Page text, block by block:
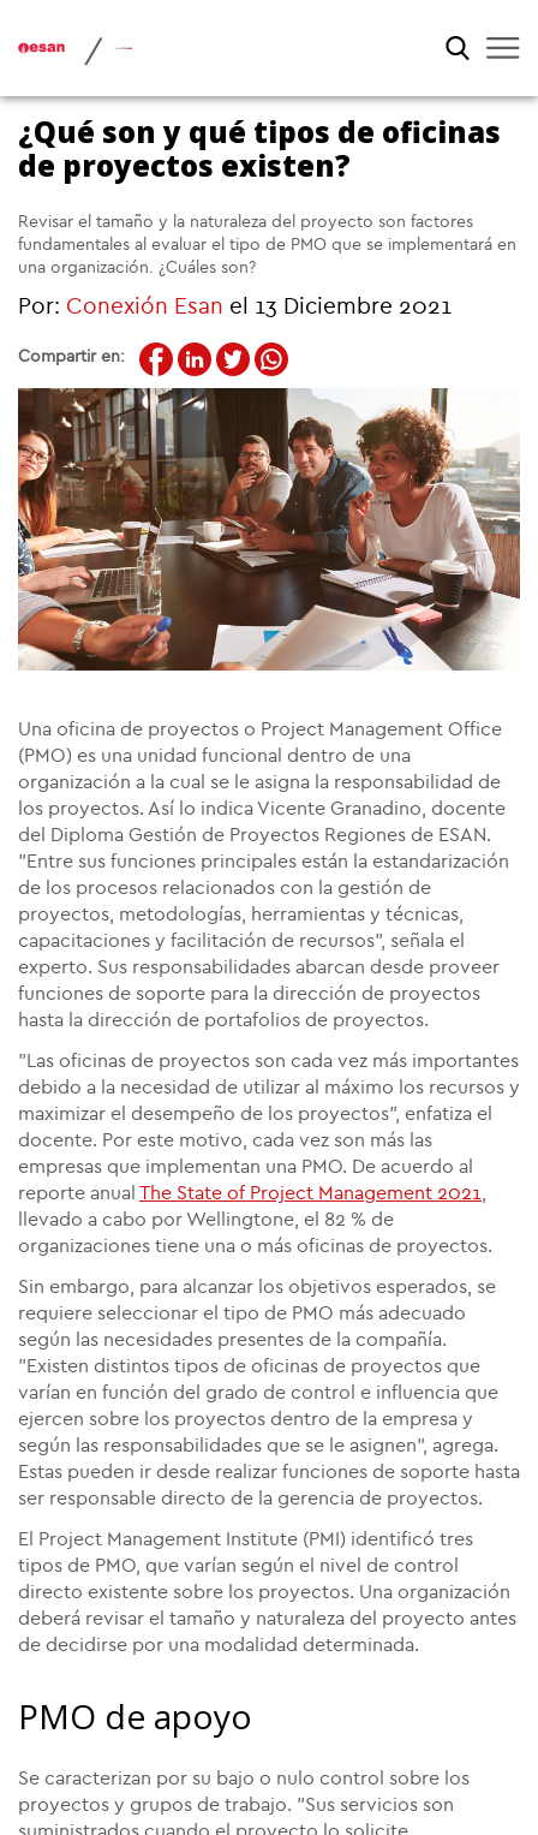
/
¿Qué son y qué tipos de oficinas
de proyectos existen?
Revisar el tamaño y la naturaleza del proyecto son factores
fundamentales al evaluar el tipo de PMO que se implementará en
una organización. ¿Cuáles son?
Por: Conexión Esan el 13 Diciembre 2021
Compartir en:
Una oficina de proyectos o Project Management Office
(PMO) es una unidad funcional dentro de una
organización a la cual se le asigna la responsabilidad de
los proyectos. Así lo indica Vicente Granadino, docente
del Diploma Gestión de Proyectos Regiones de ESAN.
"Entre sus funciones principales están la estandarización
de los procesos relacionados con la gestión de
proyectos, metodologías, herramientas y técnicas,
capacitaciones y facilitación de recursos", señala el
experto. Sus responsabilidades abarcan desde proveer
funciones de soporte para la dirección de proyectos
hasta la dirección de portafolios de proyectos.
"Las oficinas de proyectos son cada vez más importantes
debido a la necesidad de utilizar al máximo los recursos y
maximizar el desempeño de los proyectos", enfatiza el
docente. Por este motivo, cada vez son más las
empresas que implementan una PMO. De acuerdo al
reporte anual The State of Project Management 2021
llevado a cabo por Wellingtone, el 82 % de
organizaciones tiene una o más oficinas de proyectos.
Sin embargo, para alcanzar los objetivos esperados, se
requiere seleccionar el tipo de PMO más adecuado
según las necesidades presentes de la compañía.
"Existen distintos tipos de oficinas de proyectos que
varían en función del grado de control e influencia que
ejercen sobre los proyectos dentro de la empresa y
según las responsabilidades que se le asignen", agrega.
Estas pueden ir desde realizar funciones de soporte hasta
ser responsable directo de la gerencia de proyectos.
El Project Management Institute (PMI) identificó tres
tipos de PMO, que varían según el nivel de control
directo existente sobre los proyectos. Una organización
deberá revisar el tamaño y naturaleza del proyecto antes
de decidirse por una modalidad determinada.
PMO de apoyo
Se caracterizan por su bajo o nulo control sobre los
proyectos y grupos de trabajo. "Sus servicios son